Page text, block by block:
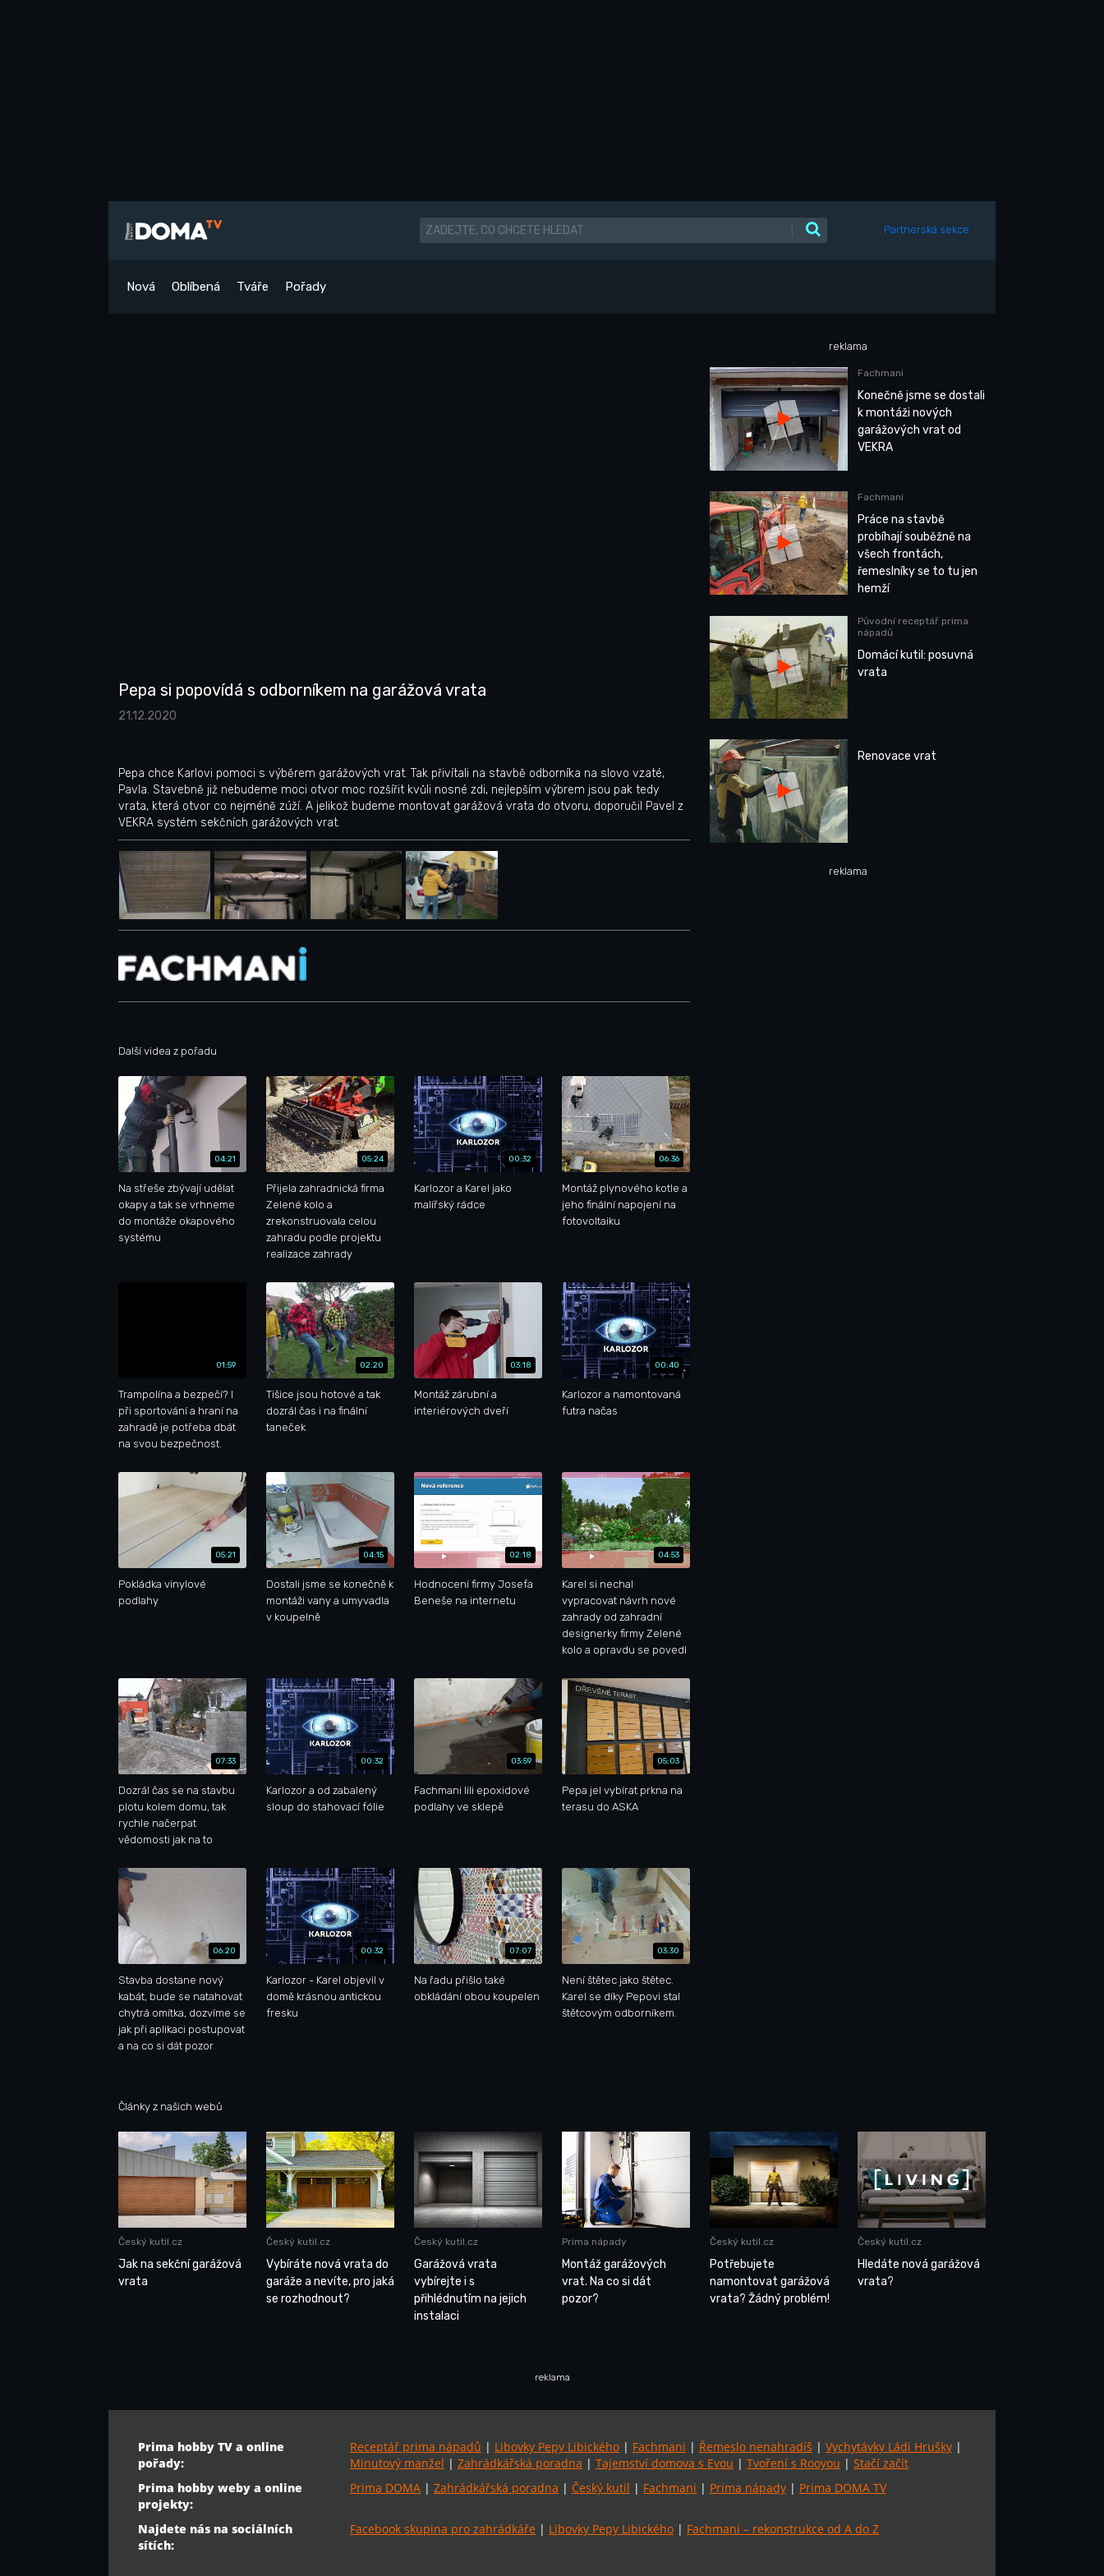
Partnerská sekce
Nová Oblíbená Tváře Pořady
Pepa si popovídá s odborníkem na garážová vrata
21.12.2020
Pepa chce Karlovi pomoci s výběrem garážových vrat. Tak přivítali na stavbě odborníka na slovo vzaté,
Pavla. Stavebně již nebudeme moci otvor moc rozšířit kvůli nosné zdi, nejlepším výbrem jsou pak tedy
vrata, která otvor co nejméně zúží. A jelikož budeme montovat garážová vrata do otvoru, doporučil Pavel z
VEKRA systém sekčních garážových vrat.
Další videa z pořadu
04:21
Na střeše zbývají udělat
okapy a tak se vrhneme
do montáže okapového
systému
05:24
Přijela zahradnická firma
Zelené kolo a
zrekonstruovala celou
zahradu podle projektu
realizace zahrady
00:32
Karlozor a Karel jako
malířský rádce
06:36
Montáž plynového kotle a
jeho finální napojení na
fotovoltaiku
01:59
Trampolína a bezpečí? I
při sportování a hraní na
zahradě je potřeba dbát
na svou bezpečnost.
02:20
Tišice jsou hotové a tak
dozrál čas i na finální
taneček
03:18
Montáž zárubní a
interiérových dveří
00:40
Karlozor a namontovaná
futra načas
05:21
Pokládka vinylové
podlahy
04:15
Dostali jsme se konečně k
montáži vany a umyvadla
v koupelně
02:18
Hodnocení firmy Josefa
Beneše na internetu
04:53
Karel si nechal
vypracovat návrh nové
zahrady od zahradní
designerky firmy Zelené
kolo a opravdu se povedl
07:33
Dozrál čas se na stavbu
plotu kolem domu, tak
rychle načerpat
vědomosti jak na to
00:32
Karlozor a od zabalený
sloup do stahovací fólie
03:59
Fachmani lili epoxidové
podlahy ve sklepě
05:03
Pepa jel vybírat prkna na
terasu do ASKA
06:20
Stavba dostane nový
kabát, bude se natahovat
chytrá omítka, dozvíme se
jak při aplikaci postupovat
a na co si dát pozor
00:32
Karlozor - Karel objevil v
domě krásnou antickou
fresku
07:07
Na řadu přišlo také
obkládání obou koupelen
03:30
Není štětec jako štětec.
Karel se díky Pepovi stal
štětcovým odborníkem.
reklama
Fachmani
Konečně jsme se dostali
k montáži nových
garážových vrat od
VEKRA
Fachmani
Práce na stavbě
probíhají souběžně na
všech frontách,
řemeslníky se to tu jen
hemží
Původní receptář prima
nápadů
Domácí kutil: posuvná
vrata
Renovace vrat
reklama
Články z našich webů
Český kutil.cz
Jak na sekční garážová
vrata
Český kutil.cz
Vybíráte nová vrata do
garáže a nevíte, pro jaká
se rozhodnout?
Český kutil.cz
Garážová vrata
vybírejte i s
přihlédnutím na jejich
instalaci
Prima nápady
Montáž garážových
vrat. Na co si dát
pozor?
Český kutil.cz
Potřebujete
namontovat garážová
vrata? Žádný problém!
Český kutil.cz
Hledáte nová garážová
vrata?
reklama
Prima hobby TV a online
pořady:
Receptář prima nápadů | Libovky Pepy Libického | Fachmani | Řemeslo nenahradíš | Vychytávky Ládi Hrušky |
Minutový manžel | Zahrádkářská poradna | Tajemství domova s Evou | Tvoření s Rooyou | Stačí začít
Prima hobby weby a online
projekty:
Prima DOMA | Zahrádkářská poradna | Český kutil | Fachmani | Prima nápady | Prima DOMA TV
Najdete nás na sociálních
sítích:
Facebook skupina pro zahrádkáře | Libovky Pepy Libického | Fachmani – rekonstrukce od A do Z